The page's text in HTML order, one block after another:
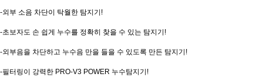
-외부 소음 차단이 탁월한 탐지기!
-초보자도 손 쉽게 누수를 정확히 찾을 수 있는 탐지기!
-외부음을 차단하고 누수음 만을 들을 수 있도록 만든 탐지기!
-필터링이 강력한 PRO-V3 POWER 누수탐지기!